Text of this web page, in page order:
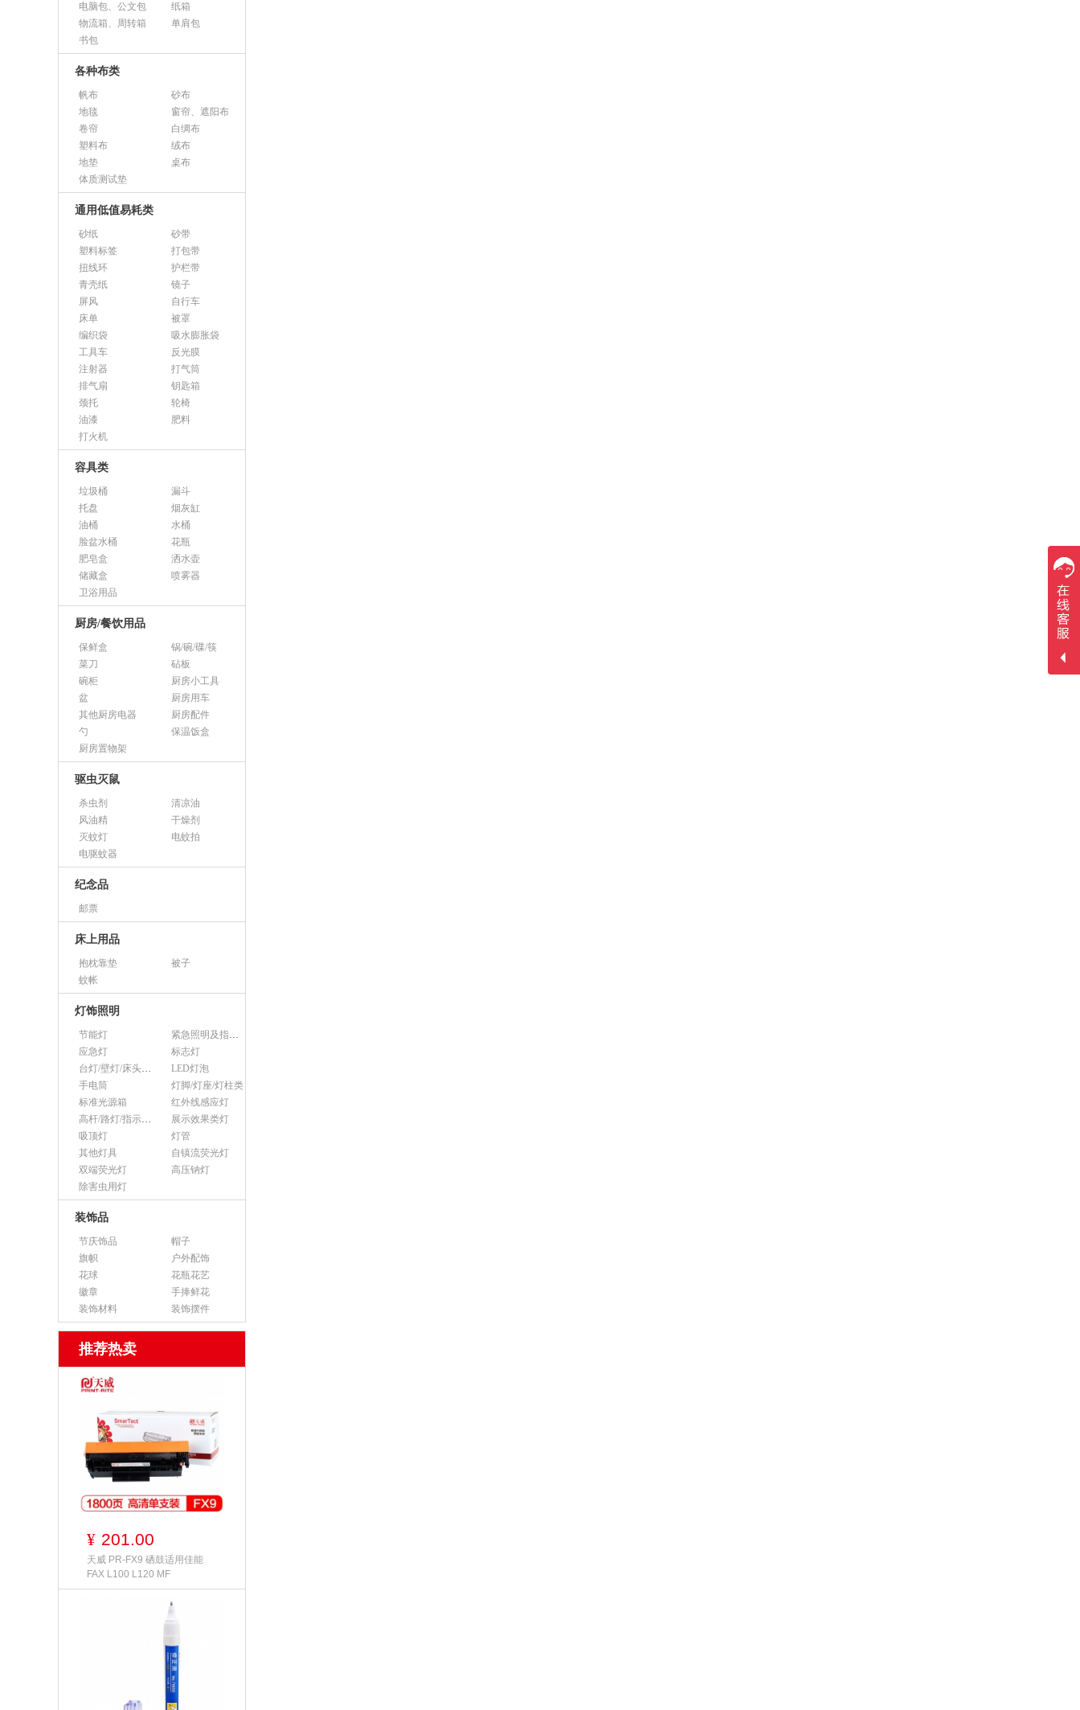
电脑包、公文包
纸箱
物流箱、周转箱
单肩包
书包
各种布类
帆布
砂布
地毯
窗帘、遮阳布
卷帘
白绸布
塑料布
绒布
地垫
桌布
体质测试垫
通用低值易耗类
砂纸
砂带
塑料标签
打包带
扭线环
护栏带
青壳纸
镜子
屏风
自行车
床单
被罩
编织袋
吸水膨胀袋
工具车
反光膜
注射器
打气筒
排气扇
钥匙箱
颈托
轮椅
油漆
肥料
打火机
容具类
垃圾桶
漏斗
托盘
烟灰缸
油桶
水桶
脸盆水桶
花瓶
肥皂盒
洒水壶
储藏盒
喷雾器
卫浴用品
厨房/餐饮用品
保鲜盒
锅/碗/碟/筷
菜刀
砧板
碗柜
厨房小工具
盆
厨房用车
其他厨房电器
厨房配件
勺
保温饭盒
厨房置物架
驱虫灭鼠
杀虫剂
清凉油
风油精
干燥剂
灭蚊灯
电蚊拍
电驱蚊器
纪念品
邮票
床上用品
抱枕靠垫
被子
蚊帐
灯饰照明
节能灯
紧急照明及指示灯
应急灯
标志灯
台灯/壁灯/床头灯/落地灯
LED灯泡
手电筒
灯脚/灯座/灯柱类
标准光源箱
红外线感应灯
高杆/路灯/指示灯类
展示效果类灯
吸顶灯
灯管
其他灯具
自镇流荧光灯
双端荧光灯
高压钠灯
除害虫用灯
装饰品
节庆饰品
帽子
旗帜
户外配饰
花球
花瓶花艺
徽章
手捧鲜花
装饰材料
装饰摆件
推荐热卖
¥ 201.00
天威 PR-FX9 硒鼓适用佳能
FAX L100 L120 MF